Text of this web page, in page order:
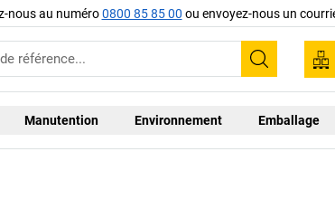
nous au numéro0800 85 85 00 ou envoyez-nous un
Recherche
Manutention Environnement Emballage